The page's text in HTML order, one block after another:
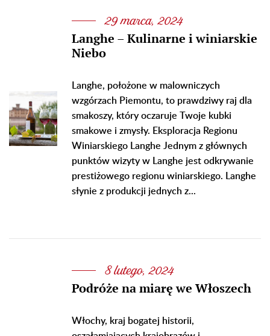
29 marca, 2024
Langhe – Kulinarne i winiarskie
Niebo
Langhe, położone w malowniczych
wzgórzach Piemontu, to prawdziwy raj dla
smakoszy, który oczaruje Twoje kubki
smakowe i zmysły. Eksploracja Regionu
Winiarskiego Langhe Jednym z głównych
punktów wizyty w Langhe jest odkrywanie
prestiżowego regionu winiarskiego. Langhe
słynie z produkcji jednych z...
8 lutego, 2024
Podróże na miarę we Włoszech
Włochy, kraj bogatej historii,